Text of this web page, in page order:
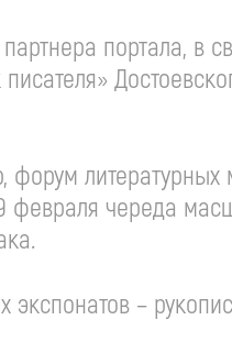
портала, в
форум
февраля череда
–